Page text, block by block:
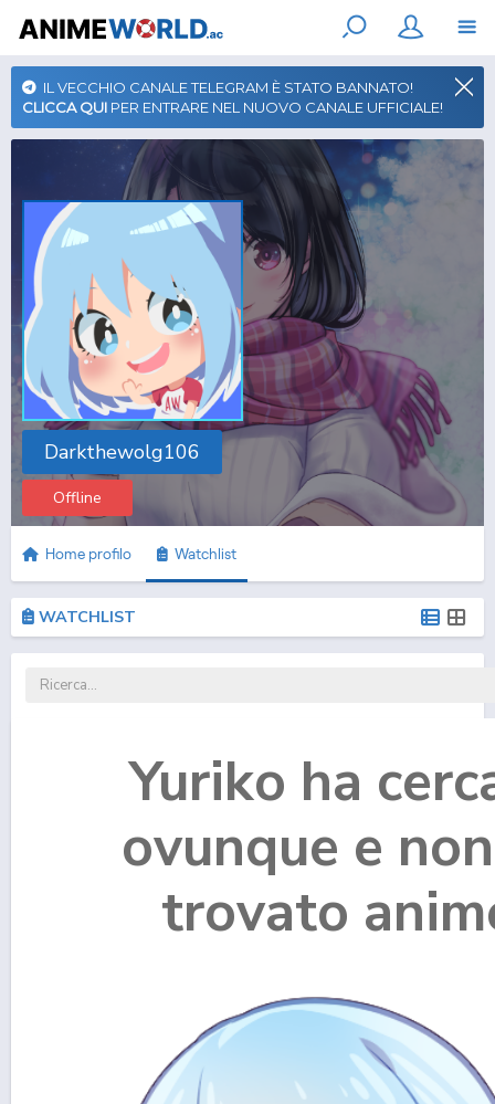
IL VECCHIO CANALE TELEGRAM È STATO BANNATO!
CLICCA QUI PER ENTRARE NEL NUOVO CANALE UFFICIALE!
Darkthewolg106
Offline
Home profilo Watchlist
WATCHLIST
Yuriko ha
ovunque e
trovato